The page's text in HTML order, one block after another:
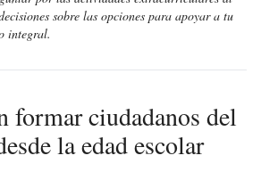
sobre las opciones para apoyar a tu
integral.
formar ciudadanos del
la edad escolar